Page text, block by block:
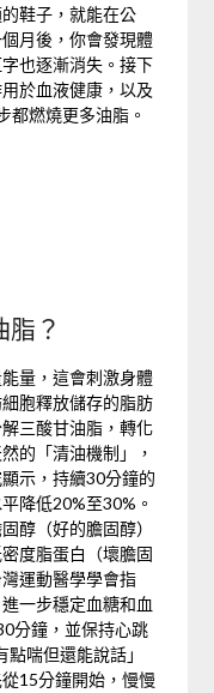
鞋子，就能在公
月後，你會發現體
也逐漸消失。接下
於血液健康，以及
都燃燒更多油脂。
？
量，這會刺激身體
胞釋放儲存的脂肪
三酸甘油脂，轉化
的「清油機制」，
示，持續30分鐘的
降低20%至30%。
醇（好的膽固醇）
度脂蛋白（壞膽固
運動醫學學會指
一步穩定血糖和血
分鐘，並保持心跳
喘但還能說話」
15分鐘開始，慢慢